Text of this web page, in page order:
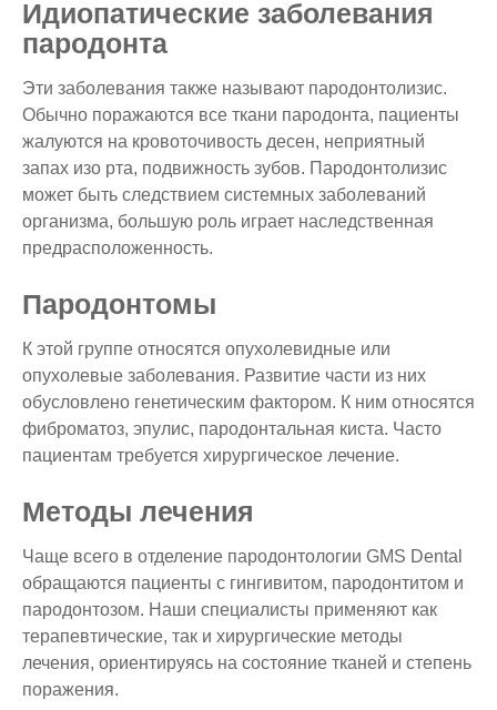
Идиопатические заболевания
пародонта
Эти заболевания также называют пародонтолизис.
Обычно поражаются все ткани пародонта, пациенты
жалуются на кровоточивость десен, неприятный
запах изо рта, подвижность зубов. Пародонтолизис
может быть следствием системных заболеваний
организма, большую роль играет наследственная
предрасположенность.
Пародонтомы
К этой группе относятся опухолевидные или
опухолевые заболевания. Развитие части из них
обусловлено генетическим фактором. К ним относятся
фиброматоз, эпулис, пародонтальная киста. Часто
пациентам требуется хирургическое лечение.
Методы лечения
Чаще всего в отделение пародонтологии GMS Dental
обращаются пациенты с гингивитом, пародонтитом и
пародонтозом. Наши специалисты применяют как
терапевтические, так и хирургические методы
лечения, ориентируясь на состояние тканей и степень
поражения.